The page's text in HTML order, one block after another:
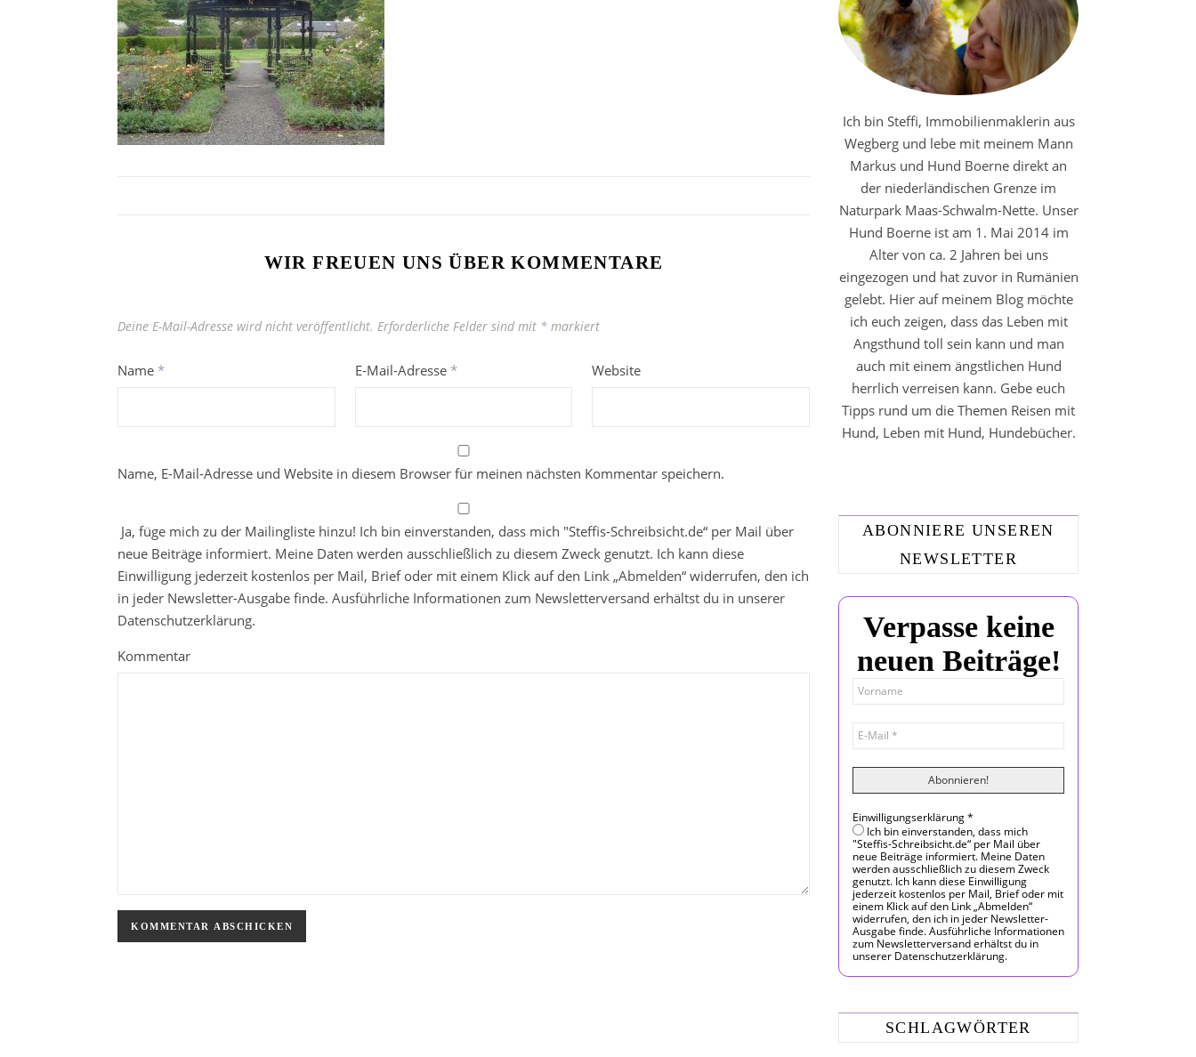
WIR FREUEN UNS ÜBER KOMMENTARE
Deine E-Mail-Adresse wird nicht veröffentlicht. Erforderliche Felder sind mit * markiert
Name * E-Mail-Adresse * Website
Name, E-Mail-Adresse und Website in diesem Browser für meinen nächsten Kommentar speichern.
Ja, füge mich zu der Mailingliste hinzu! Ich bin einverstanden, dass mich "Steffis-Schreibsicht.de“ per Mail über
neue Beiträge informiert. Meine Daten werden ausschließlich zu diesem Zweck genutzt. Ich kann diese
Einwilligung jederzeit kostenlos per Mail, Brief oder mit einem Klick auf den Link „Abmelden“ widerrufen, den ich
in jeder Newsletter-Ausgabe finde. Ausführliche Informationen zum Newsletterversand erhältst du in unserer
Datenschutzerklärung.
Kommentar
Ich bin Steffi, Immobilienmaklerin aus
Wegberg und lebe mit meinem Mann
Markus und Hund Boerne direkt an
der niederländischen Grenze im
Naturpark Maas-Schwalm-Nette. Unser
Hund Boerne ist am 1. Mai 2014 im
Alter von ca. 2 Jahren bei uns
eingezogen und hat zuvor in Rumänien
gelebt. Hier auf meinem Blog möchte
ich euch zeigen, dass das Leben mit
Angsthund toll sein kann und man
auch mit einem ängstlichen Hund
herrlich verreisen kann. Gebe euch
Tipps rund um die Themen Reisen mit
Hund, Leben mit Hund, Hundebücher.
ABONNIERE UNSEREN
NEWSLETTER
Verpasse keine
neuen Beiträge!
Einwilligungserklärung*
Ich bin einverstanden, dass mich
"Steffis-Schreibsicht.de“ per Mail über
neue Beiträge informiert. Meine Daten
werden ausschließlich zu diesem Zweck
genutzt. Ich kann diese Einwilligung
jederzeit kostenlos per Mail, Brief oder mit
einem Klick auf den Link „Abmelden“
widerrufen, den ich in jeder Newsletter-
Ausgabe finde. Ausführliche Informationen
zum Newsletterversand erhältst du in
unserer Datenschutzerklärung.
SCHLAGWÖRTER